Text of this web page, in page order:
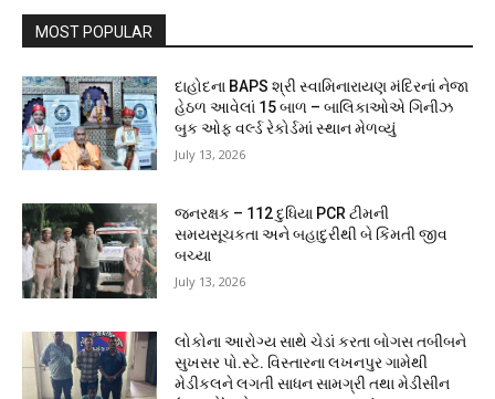
MOST POPULAR
દાહોદના BAPS શ્રી સ્વામિનારાયણ મંદિરનાં નેજા
હેઠળ આવેલાં 15 બાળ – બાલિકાઓએ ગિનીઝ
બુક ઓફ વર્લ્ડ રેકોર્ડમાં સ્થાન મેળવ્યું
July 13, 2026
જનરક્ષક – 112 દુધિયા PCR ટીમની
સમયસૂચકતા અને બહાદુરીથી બે કિંમતી જીવ
બચ્યા
July 13, 2026
લોકોના આરોગ્ય સાથે ચેડાં કરતા બોગસ તબીબને
સુખસર પો.સ્ટે. વિસ્તારના લખનપુર ગામેથી
મેડીકલને લગતી સાધન સામગ્રી તથા મેડીસીન